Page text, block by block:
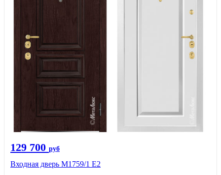
129 700 руб
Входная дверь М1759/1 Е2